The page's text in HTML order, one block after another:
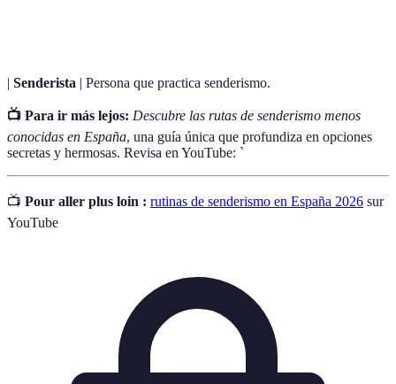
| Senderista | Persona que practica senderismo.
📺 Para ir más lejos: Descubre las rutas de senderismo menos
conocidas en España, una guía única que profundiza en opciones
secretas y hermosas. Revisa en YouTube: `
📺 Pour aller plus loin : rutinas de senderismo en España 2026 sur
YouTube